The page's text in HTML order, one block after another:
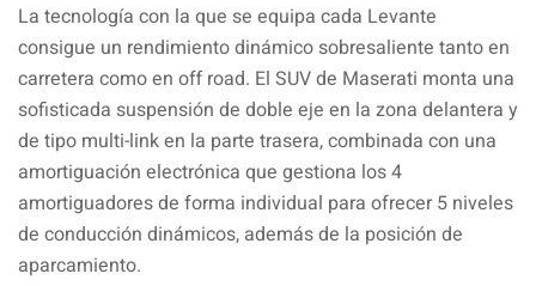
La tecnología con la que se equipa cada Levante
consigue un rendimiento dinámico sobresaliente tanto en
carretera como en off road. El SUV de Maserati monta una
sofisticada suspensión de doble eje en la zona delantera y
de tipo multi-link en la parte trasera, combinada con una
amortiguación electrónica que gestiona los 4
amortiguadores de forma individual para ofrecer 5 niveles
de conducción dinámicos, además de la posición de
aparcamiento.